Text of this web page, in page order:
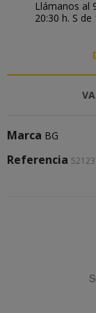
Llámanos al
20:30 h. S de
Marca BG
Referencia